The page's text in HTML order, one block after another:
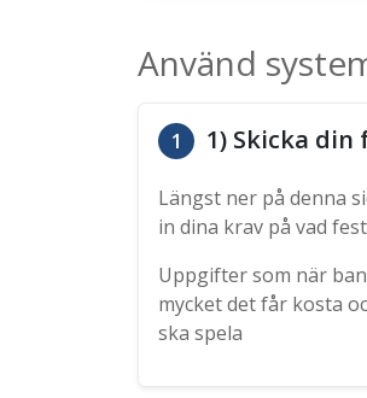
Använd
1 1) Skicka
Längst ner på denna
in dina krav på vad
Uppgifter som när
mycket det får kosta
ska spela